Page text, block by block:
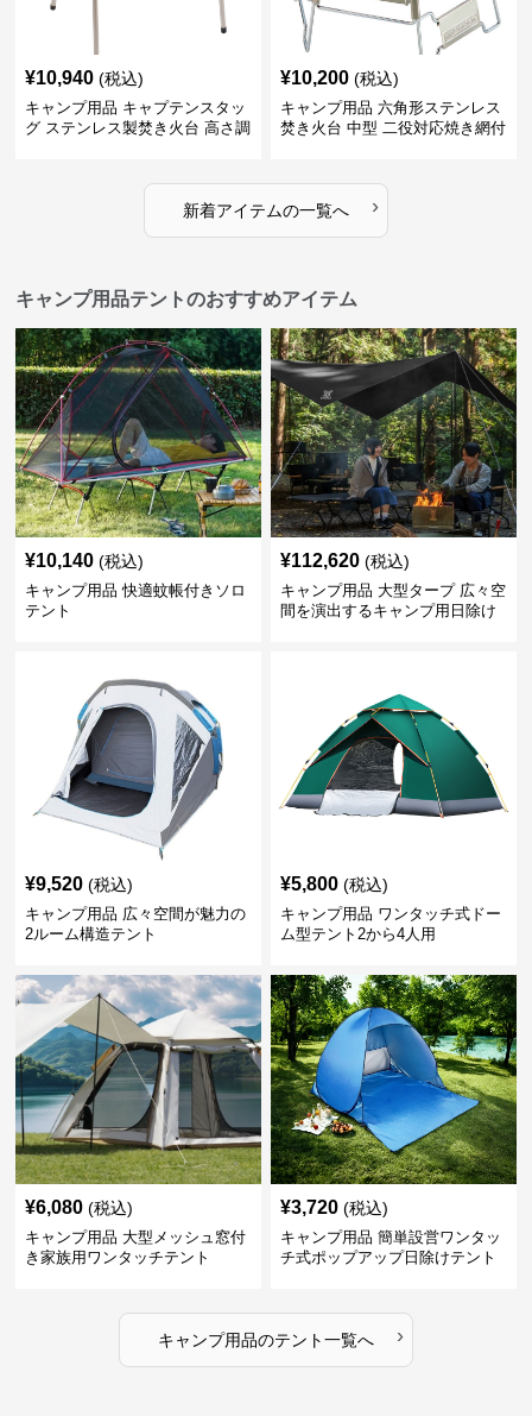
¥10,940 (税込)
キャンプ用品 キャプテンスタッ
グ ステンレス製焚き火台 高さ調
¥10,200 (税込)
キャンプ用品 六角形ステンレス
焚き火台 中型 二役対応焼き網付
新着アイテムの一覧へ ›
キャンプ用品テントのおすすめアイテム
¥10,140 (税込)
キャンプ用品 快適蚊帳付きソロ
テント
¥112,620 (税込)
キャンプ用品 大型タープ 広々空
間を演出するキャンプ用日除け
¥9,520 (税込)
キャンプ用品 広々空間が魅力の
2ルーム構造テント
¥5,800 (税込)
キャンプ用品 ワンタッチ式ドー
ム型テント2から4人用
¥6,080 (税込)
キャンプ用品 大型メッシュ窓付
き家族用ワンタッチテント
¥3,720 (税込)
キャンプ用品 簡単設営ワンタッ
チ式ポップアップ日除けテント
キャンプ用品のテント一覧へ ›